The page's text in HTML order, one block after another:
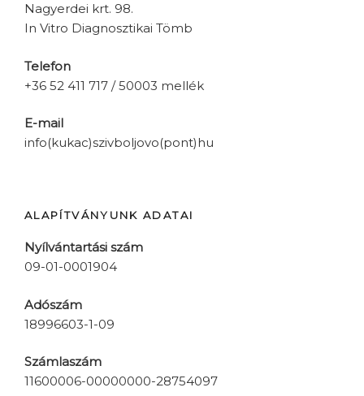
Nagyerdei krt. 98.
In Vitro Diagnosztikai Tömb
Telefon
+36 52 411 717 / 50003 mellék
E-mail
info(kukac)szivboljovo(pont)hu
ALAPÍTVÁNYUNK ADATAI
Nyílvántartási szám
09-01-0001904
Adószám
18996603-1-09
Számlaszám
11600006-00000000-28754097